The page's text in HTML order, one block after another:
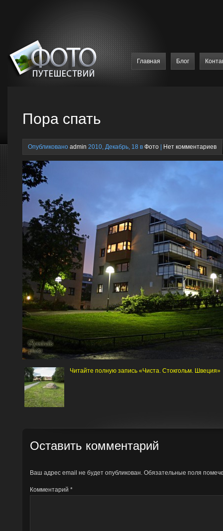
Главная Блог
Пора спать
Опубликовано admin 2010, Декабрь, 18 в Фото Нет комментариев
Читайте полную запись «Чиста. Стокгольм. Швеция»
Оставить комментарий
Ваш адрес email не будет опубликован. Обязательные поля
Комментарий *